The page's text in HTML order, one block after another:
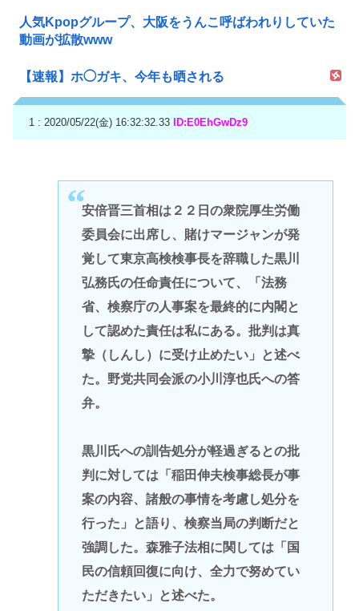
人気Kpopグループ、大阪をうんこ呼ばわれりしていた
動画が拡散www
【速報】ホ◯ガキ、今年も晒される
1 : 2020/05/22(金) 16:32:32.33 ID:E0EhGwDz9
安倍晋三首相は２２日の衆院厚生労働
委員会に出席し、賭けマージャンが発
覚して東京高検検事長を辞職した黒川
弘務氏の任命責任について、「法務
省、検察庁の人事案を最終的に内閣と
して認めた責任は私にある。批判は真
摯（しんし）に受け止めたい」と述べ
た。野党共同会派の小川淳也氏への答
弁。
黒川氏への訓告処分が軽過ぎるとの批
判に対しては「稲田伸夫検事総長が事
案の内容、諸般の事情を考慮し処分を
行った」と語り、検察当局の判断だと
強調した。森雅子法相に関しては「国
民の信頼回復に向け、全力で努めてい
ただきたい」と述べた。